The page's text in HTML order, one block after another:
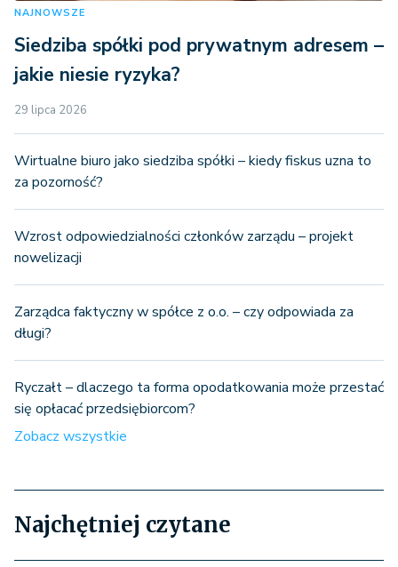
NAJNOWSZE
Siedziba spółki pod prywatnym adresem –
jakie niesie ryzyka?
29 lipca 2026
Wirtualne biuro jako siedziba spółki – kiedy fiskus uzna to
za pozorność?
Wzrost odpowiedzialności członków zarządu – projekt
nowelizacji
Zarządca faktyczny w spółce z o.o. – czy odpowiada za
długi?
Ryczałt – dlaczego ta forma opodatkowania może przestać
się opłacać przedsiębiorcom?
Zobacz wszystkie
Najchętniej czytane